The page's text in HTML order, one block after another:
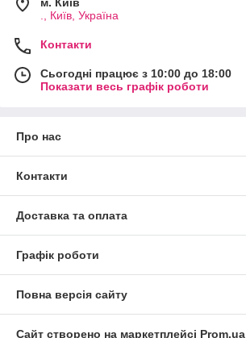
., Київ, Україна
Контакти
Сьогодні працює з 10:00 до 18:00
Показати весь графік роботи
Про нас
Контакти
Доставка та оплата
Графік роботи
Повна версія сайту
Сайт створено на маркетплейсі Prom.ua